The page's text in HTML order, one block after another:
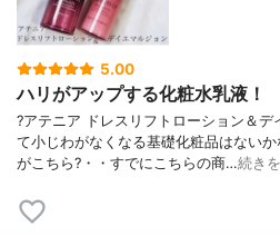
5.00
ハリがアップする化粧水乳液！
?アテニア ドレスリフトローション＆デ
て小じわがなくなる基礎化粧品はない
がこちら?・・すでにこちらの商…続き